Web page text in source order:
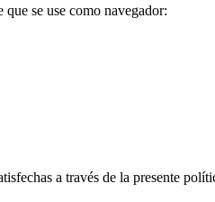
se use como navegador:
a través de la presente